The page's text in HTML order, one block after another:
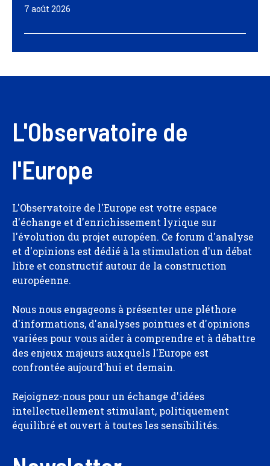
7 août 2026
L'Observatoire de
l'Europe
L'Observatoire de l'Europe est votre espace
d'échange et d'enrichissement lyrique sur
l'évolution du projet européen. Ce forum d'analyse
et d'opinions est dédié à la stimulation d'un débat
libre et constructif autour de la construction
européenne.
Nous nous engageons à présenter une pléthore
d'informations, d'analyses pointues et d'opinions
variées pour vous aider à comprendre et à débattre
des enjeux majeurs auxquels l'Europe est
confrontée aujourd'hui et demain.
Rejoignez-nous pour un échange d'idées
intellectuellement stimulant, politiquement
équilibré et ouvert à toutes les sensibilités.